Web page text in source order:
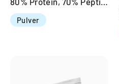
Pulver